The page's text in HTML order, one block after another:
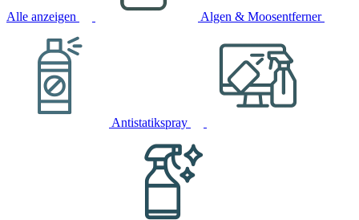
Alle anzeigen Algen & Moosentferner
Antistatikspray